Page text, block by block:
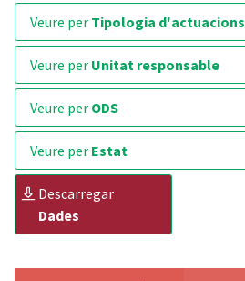
veure per Tipologia d'actuacions
veure per Unitat responsable
veure per ODS
veure per Estat
descarregar
Dades